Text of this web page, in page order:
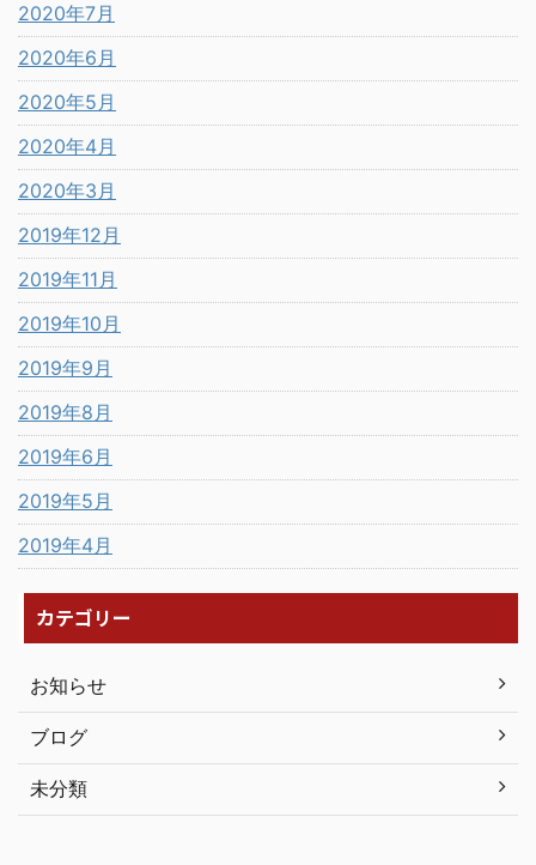
2020年7月
2020年6月
2020年5月
2020年4月
2020年3月
2019年12月
2019年11月
2019年10月
2019年9月
2019年8月
2019年6月
2019年5月
2019年4月
カテゴリー
お知らせ
ブログ
未分類